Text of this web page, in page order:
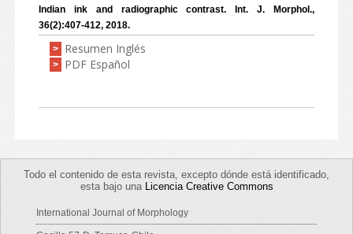
Indian ink and radiographic contrast. Int. J. Morphol.,
36(2):407-412, 2018.
> Resumen Inglés
> PDF Español
Todo el contenido de esta revista, excepto dónde está identificado,
esta bajo una Licencia Creative Commons
International Journal of Morphology